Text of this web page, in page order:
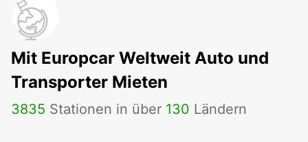
Mit Europcar Weltweit Auto und
Transporter Mieten
3835 Stationen in über 130 Ländern